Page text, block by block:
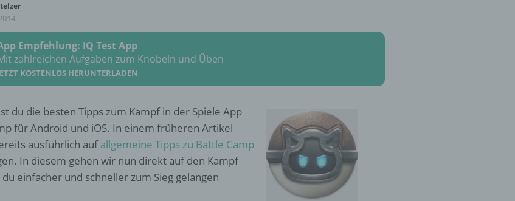
Empfehlung: IQ Test App
zahlreichen Aufgaben zum Knobeln und Üben
KOSTENLOS HERUNTERLADEN
du die besten Tipps zum Kampf in der Spiele App
für Android und iOS. In einem früheren Artikel
ausführlich aufallgemeine Tipps zu Battle Camp
In diesem gehen wir nun direkt auf den Kampf
einfacher und schneller zum Sieg gelangen